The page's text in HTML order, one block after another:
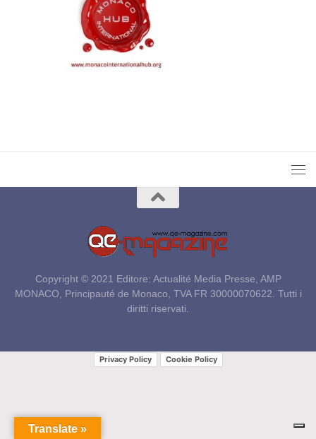
Copyright © 2021 Editore: Actualité Media Presse, AMP
MONACO, Principauté de Monaco, TVA FR 30000070622. Tutti i
diritti riservati.
Translate »
Privacy Policy Cookie Policy